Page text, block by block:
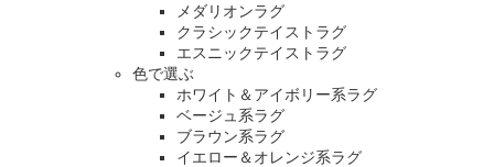
メダリオンラグ
クラシックテイストラグ
エスニックテイストラグ
色で選ぶ
ホワイト＆アイボリー系ラグ
ベージュ系ラグ
ブラウン系ラグ
イエロー＆オレンジ系ラグ